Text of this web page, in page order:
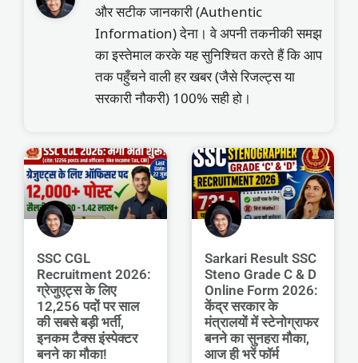
और सटीक जानकारी (Authentic
Information) देना। वे अपनी तकनीकी समझ
का इस्तेमाल करके यह सुनिश्चित करते हैं कि आप
तक पहुँचने वाली हर खबर (जैसे रिजल्ट्स या
सरकारी नौकरी) 100% सही हो।
SSC CGL
Recruitment 2026:
ग्रेजुएट्स के लिए
12,256 पदों पर साल
की सबसे बड़ी भर्ती,
इनकम टैक्स इंस्पेक्टर
बनने का मौका!
Sarkari Result SSC
Steno Grade C & D
Online Form 2026:
केंद्र सरकार के
मंत्रालयों में स्टेनोग्राफर
बनने का सुनहरा मौका,
आज ही भरें फॉर्म